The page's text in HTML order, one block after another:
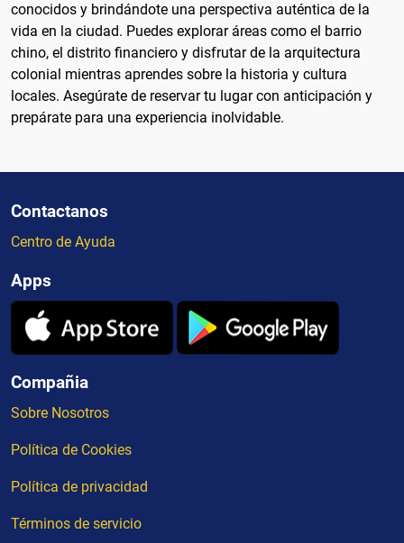
conocidos y brindándote una perspectiva auténtica de la
vida en la ciudad. Puedes explorar áreas como el barrio
chino, el distrito financiero y disfrutar de la arquitectura
colonial mientras aprendes sobre la historia y cultura
locales. Asegúrate de reservar tu lugar con anticipación y
prepárate para una experiencia inolvidable.
Contactanos
Centro de Ayuda
Apps
Compañia
Sobre Nosotros
Política de Cookies
Política de privacidad
Términos de servicio